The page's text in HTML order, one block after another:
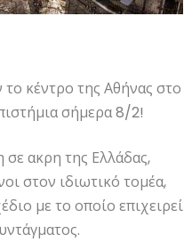
το κέντρο της Αθήνας στο
σήμερα 8/2!
σε ακρη της Ελλάδας,
στον ιδιωτικό τομέα,
με το οποίο επιχειρεί